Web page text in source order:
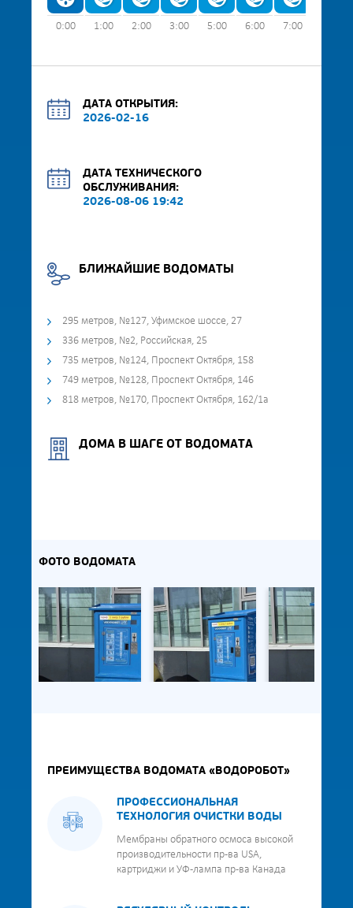
0:00 1:00 2:00 3:00 5:00 6:00 7:00
ДАТА ОТКРЫТИЯ:
2026-02-16
ДАТА ТЕХНИЧЕСКОГО
ОБСЛУЖИВАНИЯ:
2026-08-06 19:42
БЛИЖАЙШИЕ ВОДОМАТЫ
295 метров, №127, Уфимское шоссе, 27
336 метров, №2, Российская, 25
735 метров, №124, Проспект Октября, 158
749 метров, №128, Проспект Октября, 146
818 метров, №170, Проспект Октября, 162/1а
ДОМА В ШАГЕ ОТ ВОДОМАТА
ФОТО ВОДОМАТА
ПРЕИМУЩЕСТВА ВОДОМАТА «ВОДОРОБОТ»
ПРОФЕССИОНАЛЬНАЯ
ТЕХНОЛОГИЯ ОЧИСТКИ ВОДЫ
Мембраны обратного осмоса высокой
производительности пр-ва USA,
картриджи и УФ-лампа пр-ва Канада